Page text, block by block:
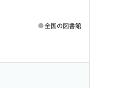
全国の図書館